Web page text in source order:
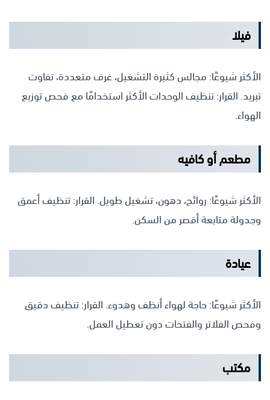
فيلا
الأكثر شيوعًا: مجالس كثيرة التشغيل، غرف متعددة، تفاوت
تبريد. القرار: تنظيف الوحدات الأكثر استخدامًا مع فحص توزيع
الهواء.
مطعم أو كافيه
الأكثر شيوعًا: روائح، دهون، تشغيل طويل. القرار: تنظيف أعمق
وجدولة متابعة أقصر من السكن.
عيادة
الأكثر شيوعًا: حاجة لهواء أنظف وهدوء. القرار: تنظيف دقيق
وفحص الفلاتر والفتحات دون تعطيل العمل.
مكتب